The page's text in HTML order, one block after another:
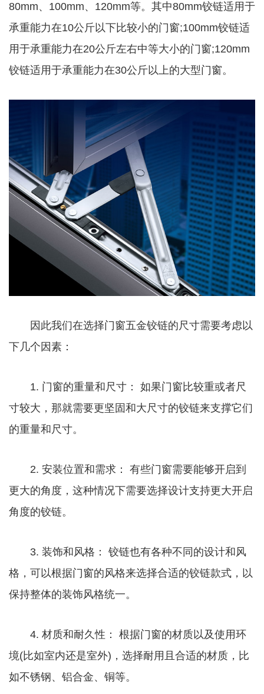
80mm、100mm、120mm等。其中80mm铰链适用于
承重能力在10公斤以下比较小的门窗;100mm铰链适
用于承重能力在20公斤左右中等大小的门窗;120mm
铰链适用于承重能力在30公斤以上的大型门窗。
因此我们在选择门窗五金铰链的尺寸需要考虑以
下几个因素：
1. 门窗的重量和尺寸： 如果门窗比较重或者尺
寸较大，那就需要更坚固和大尺寸的铰链来支撑它们
的重量和尺寸。
2. 安装位置和需求： 有些门窗需要能够开启到
更大的角度，这种情况下需要选择设计支持更大开启
角度的铰链。
3. 装饰和风格： 铰链也有各种不同的设计和风
格，可以根据门窗的风格来选择合适的铰链款式，以
保持整体的装饰风格统一。
4. 材质和耐久性： 根据门窗的材质以及使用环
境(比如室内还是室外)，选择耐用且合适的材质，比
如不锈钢、铝合金、铜等。